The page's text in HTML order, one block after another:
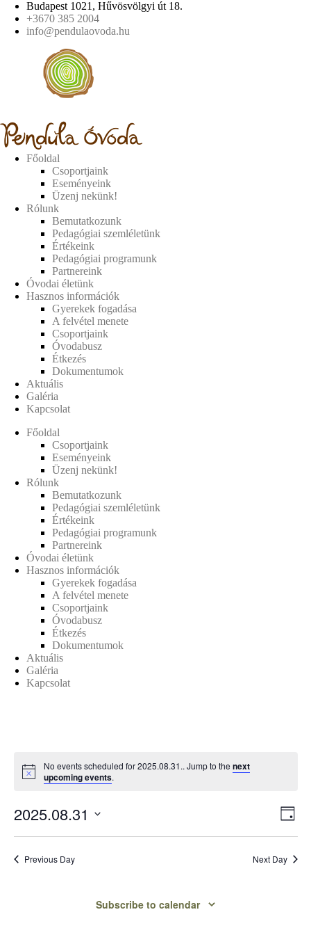
Budapest 1021, Hűvösvölgyi út 18.
+3670 385 2004
info@pendulaovoda.hu
Főoldal
Csoportjaink
Eseményeink
Üzenj nekünk!
Rólunk
Bemutatkozunk
Pedagógiai szemléletünk
Értékeink
Pedagógiai programunk
Partnereink
Óvodai életünk
Hasznos információk
Gyerekek fogadása
A felvétel menete
Csoportjaink
Óvodabusz
Étkezés
Dokumentumok
Aktuális
Galéria
Kapcsolat
Főoldal
Csoportjaink
Eseményeink
Üzenj nekünk!
Rólunk
Bemutatkozunk
Pedagógiai szemléletünk
Értékeink
Pedagógiai programunk
Partnereink
Óvodai életünk
Hasznos információk
Gyerekek fogadása
A felvétel menete
Csoportjaink
Óvodabusz
Étkezés
Dokumentumok
Aktuális
Galéria
Kapcsolat
No events scheduled for 2025.08.31.. Jump to the next
upcoming events.
V
i
E
v
e
Day
2025.08.31
Previous Day
Next Day
Subscribe to calendar